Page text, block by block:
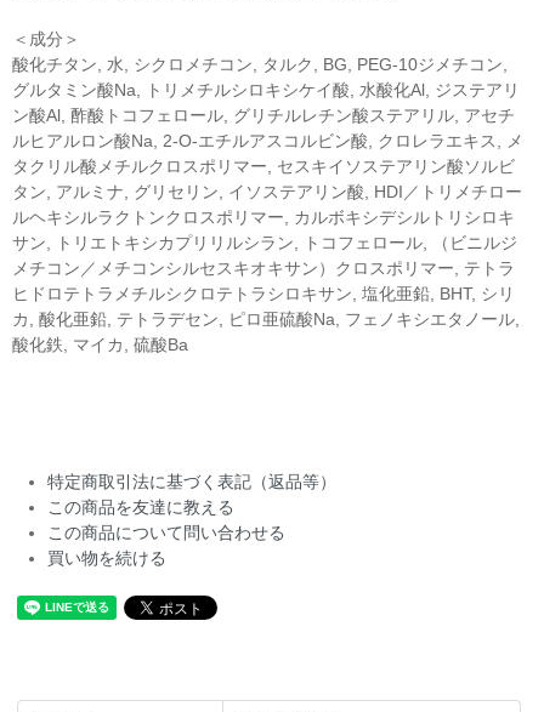
＜成分＞
酸化チタン, 水, シクロメチコン, タルク, BG, PEG-10ジメチコン,
グルタミン酸Na, トリメチルシロキシケイ酸, 水酸化Al, ジステアリ
ン酸Al, 酢酸トコフェロール, グリチルレチン酸ステアリル, アセチ
ルヒアルロン酸Na, 2-O-エチルアスコルビン酸, クロレラエキス, メ
タクリル酸メチルクロスポリマー, セスキイソステアリン酸ソルビ
タン, アルミナ, グリセリン, イソステアリン酸, HDI／トリメチロー
ルヘキシルラクトンクロスポリマー, カルボキシデシルトリシロキ
サン, トリエトキシカプリリルシラン, トコフェロール, （ビニルジ
メチコン／メチコンシルセスキオキサン）クロスポリマー, テトラ
ヒドロテトラメチルシクロテトラシロキサン, 塩化亜鉛, BHT, シリ
カ, 酸化亜鉛, テトラデセン, ピロ亜硫酸Na, フェノキシエタノール,
酸化鉄, マイカ, 硫酸Ba
特定商取引法に基づく表記（返品等）
この商品を友達に教える
この商品について問い合わせる
買い物を続ける